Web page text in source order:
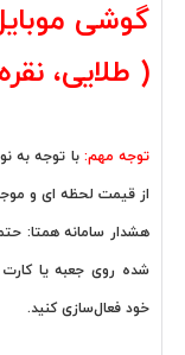
( طلایی،
توجه مهم: با توجه به
از قیمت لحظه ای و
هشدار سامانه همتا:
خود فعال‌سازی کنید.